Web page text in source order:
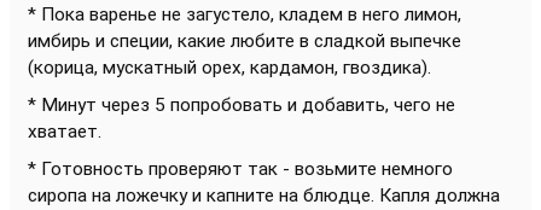
* Пока варенье не загустело, кладем в него лимон,
имбирь и специи, какие любите в сладкой выпечке
(корица, мускатный орех, кардамон, гвоздика).
* Минут через 5 попробовать и добавить, чего не
хватает.
* Готовность проверяют так - возьмите немного
сиропа на ложечку и капните на блюдце. Капля должна